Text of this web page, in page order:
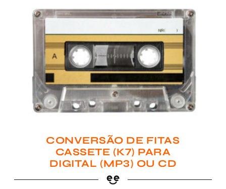
CONVERSÃO DE FITAS
CASSETE (K7) PARA
DIGITAL (MP3) OU CD